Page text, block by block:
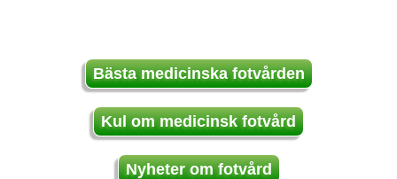
Bästa medicinska fotvården
Kul om medicinsk fotvård
Nyheter om fotvård